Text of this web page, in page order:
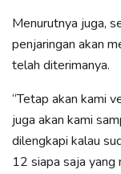
Menurutnya juga,
penjaringan akan
telah diterimanya.
“Tetap akan kami
juga akan kami
dilengkapi kalau
12 siapa saja yang